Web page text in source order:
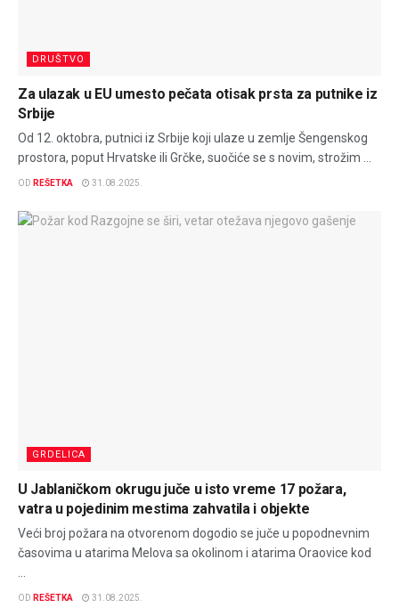
DRUŠTVO
Za ulazak u EU umesto pečata otisak prsta za putnike iz
Srbije
Od 12. oktobra, putnici iz Srbije koji ulaze u zemlje Šengenskog
prostora, poput Hrvatske ili Grčke, suočiće se s novim, strožim ...
OD REŠETKA 31.08.2025.
GRDELICA
U Jablaničkom okrugu juče u isto vreme 17 požara,
vatra u pojedinim mestima zahvatila i objekte
Veći broj požara na otvorenom dogodio se juče u popodnevnim
časovima u atarima Melova sa okolinom i atarima Oraovice kod
OD REŠETKA 31.08.2025.